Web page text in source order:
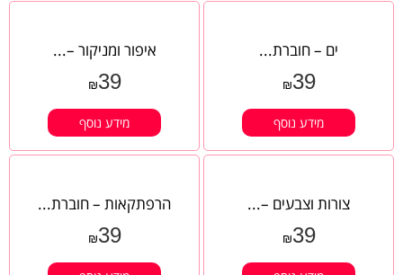
ים – חוברת...
₪39
מידע נוסף
איפור ומניקור –...
₪39
מידע נוסף
צורות וצבעים –...
₪39
הרפתקאות – חוברת...
₪39